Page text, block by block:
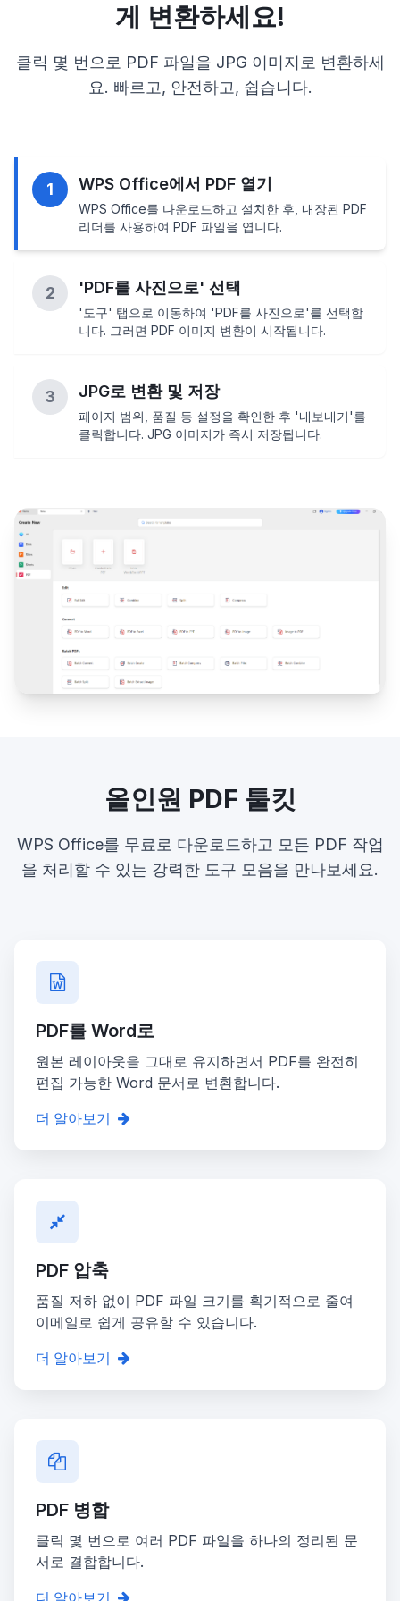
게 변환하세요!
클릭 몇 번으로 PDF 파일을 JPG 이미지로 변환하세
요. 빠르고, 안전하고, 쉽습니다.
1 WPS Office에서 PDF 열기
WPS Office를 다운로드하고 설치한 후, 내장된 PDF
리더를 사용하여 PDF 파일을 엽니다.
2 'PDF를 사진으로' 선택
'도구' 탭으로 이동하여 'PDF를 사진으로'를 선택합
니다. 그러면 PDF 이미지 변환이 시작됩니다.
3 JPG로 변환 및 저장
페이지 범위, 품질 등 설정을 확인한 후 '내보내기'를
클릭합니다. JPG 이미지가 즉시 저장됩니다.
올인원 PDF 툴킷
WPS Office를 무료로 다운로드하고 모든 PDF 작업
을 처리할 수 있는 강력한 도구 모음을 만나보세요.
PDF를 Word로
원본 레이아웃을 그대로 유지하면서 PDF를 완전히
편집 가능한 Word 문서로 변환합니다.
더 알아보기
PDF 압축
품질 저하 없이 PDF 파일 크기를 획기적으로 줄여
이메일로 쉽게 공유할 수 있습니다.
더 알아보기
PDF 병합
클릭 몇 번으로 여러 PDF 파일을 하나의 정리된 문
서로 결합합니다.